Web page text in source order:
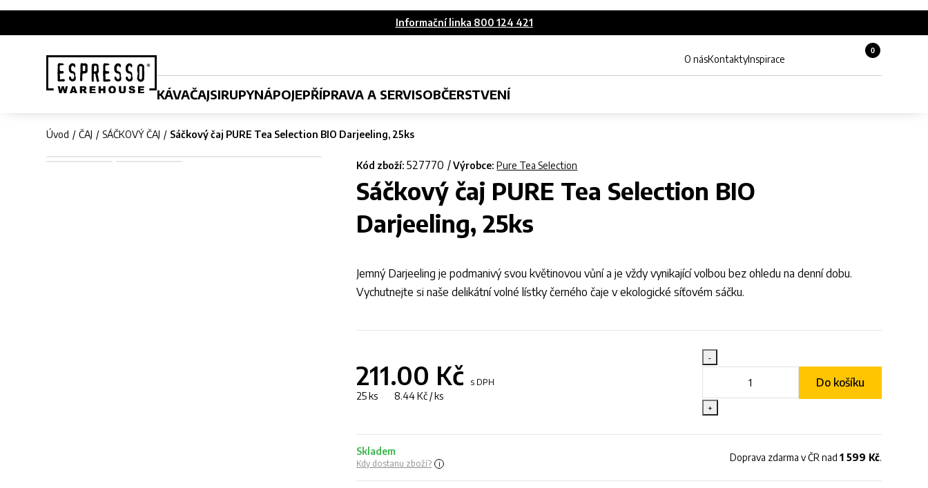
Informační linka 800 124 421
O násKontaktyInspirace
0
Košík, 0
KÁVAČAJSIRUPYNÁPOJEPŘÍPRAVA A SERVISOBČERSTVENÍ
Úvod ČAJ SÁČKOVÝ ČAJ Sáčkový čaj PURE Tea Selection BIO Darjeeling, 25ks
Kód zboží: 527770 Výrobce: Pure Tea Selection
Sáčkový čaj PURE Tea Selection BIO
Darjeeling, 25ks
Jemný Darjeeling je podmanivý svou květinovou vůní a je vždy vynikající volbou bez ohledu na denní dobu.
Vychutnejte si naše delikátní volné lístky černého čaje v ekologické síťovém sáčku.
211.00 Kč s DPH
25 ks 8.44 Kč / ks
-
+
Do košíku
Skladem
Kdy dostanu zboží?
Doprava zdarma v ČR nad 1 599 Kč.